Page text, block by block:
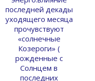
последней декады
уходящего месяца
прочувствуют
«солнечные
Козероги» (
рожденные с
Солнцем в
последних